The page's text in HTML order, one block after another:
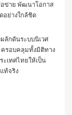
อข่าย พัฒนาโอกาส
อย่างใกล้ชิด
ลักดันระบบนิเวศ
ครอบคลุมทั้งมิติทาง
เทศไทยให้เป็น
ท้จริง